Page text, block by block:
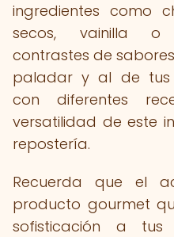
ingredientes como
secos, vainilla o
contrastes de
paladar y al de tus
con diferentes
versatilidad de este
repostería.
Recuerda que el
producto gourmet
sofisticación a tus